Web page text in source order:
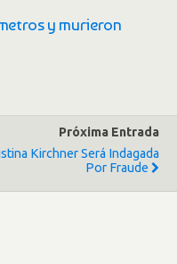
y murieron
Próxima Entrada
Kirchner Será Indagada
Por Fraude